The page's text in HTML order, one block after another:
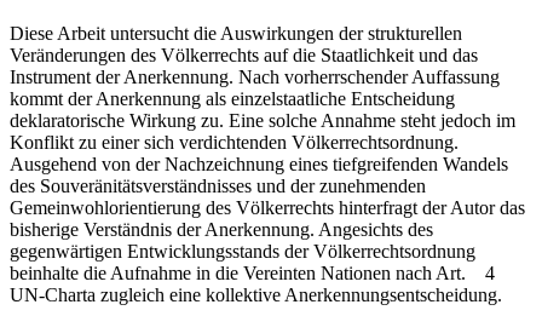
Diese Arbeit untersucht die Auswirkungen der strukturellen
Veränderungen des Völkerrechts auf die Staatlichkeit und das
Instrument der Anerkennung. Nach vorherrschender Auffassung
kommt der Anerkennung als einzelstaatliche Entscheidung
deklaratorische Wirkung zu. Eine solche Annahme steht jedoch im
Konflikt zu einer sich verdichtenden Völkerrechtsordnung.
Ausgehend von der Nachzeichnung eines tiefgreifenden Wandels
des Souveränitätsverständnisses und der zunehmenden
Gemeinwohlorientierung des Völkerrechts hinterfragt der Autor das
bisherige Verständnis der Anerkennung. Angesichts des
gegenwärtigen Entwicklungsstands der Völkerrechtsordnung
beinhalte die Aufnahme in die Vereinten Nationen nach Art. 4
UN-Charta zugleich eine kollektive Anerkennungsentscheidung.